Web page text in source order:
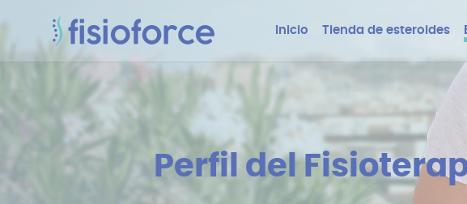
Inicio Tienda de esteroides
Perfil del